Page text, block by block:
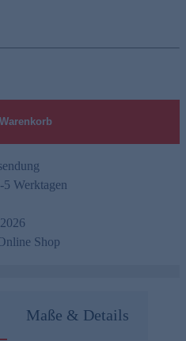
Werktagen
Shop
Maße & Details